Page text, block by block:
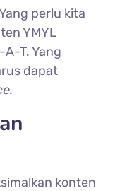
perlu kita
YMYL
T. Yang
dapat
konten